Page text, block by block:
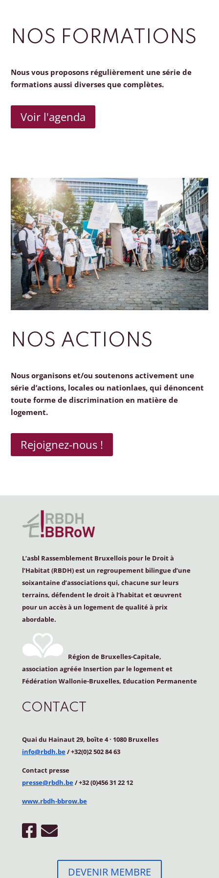
NOS FORMATIONS
Nous vous proposons régulièrement une série de
formations aussi diverses que complètes.
Voir l'agenda
NOS ACTIONS
Nous organisons et/ou soutenons activement une
série d’actions, locales ou nationlaes, qui dénoncent
toute forme de discrimination en matière de
logement.
Rejoignez-nous !
L’asbl Rassemblement Bruxellois pour le Droit à
l’Habitat (RBDH) est un regroupement bilingue d’une
soixantaine d’associations qui, chacune sur leurs
terrains, défendent le droit à l’habitat et œuvrent
pour un accès à un logement de qualité à prix
abordable.
Région de Bruxelles-Capitale,
association agréée Insertion par le logement et
Fédération Wallonie-Bruxelles, Education Permanente
CONTACT
Quai du Hainaut 29, boîte 4· 1080 Bruxelles
info@rbdh.be/ +32(0)2 502 84 63
Contact presse
presse@rbdh.be/ +32 (0)456 31 22 12
www.rbdh-bbrow.be
DEVENIR MEMBRE